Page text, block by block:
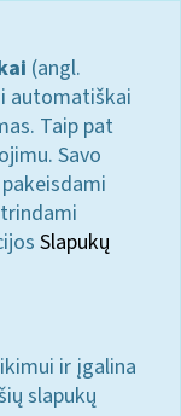
(angl.
automatiškai
Taip pat
Savo
Slapukų
ir įgalina
slapukų